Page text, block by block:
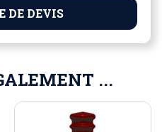
DE DEVIS
...